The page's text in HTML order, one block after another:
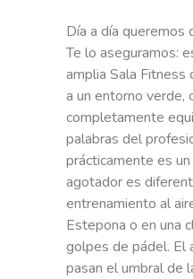
Día a día queremos
Te lo aseguramos:
amplia Sala Fitness
a un entorno verde,
completamente
palabras del
prácticamente es
agotador es
entrenamiento al
Estepona o en una
golpes de pádel. El
pasan el umbral de